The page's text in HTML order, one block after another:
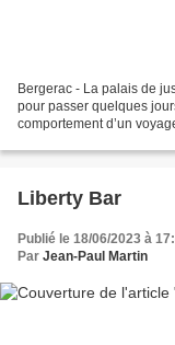
Bergerac - La palais de
pour passer quelques
comportement d’un
Liberty Bar
Publié le 18/06/2023 à
Par Jean-Paul Martin